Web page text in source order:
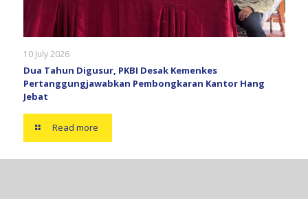
10 July 2026
Dua Tahun Digusur, PKBI Desak Kemenkes
Pertanggungjawabkan Pembongkaran Kantor Hang
Jebat
Read more